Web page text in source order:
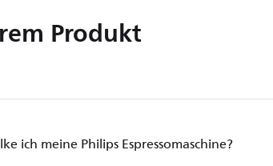
Produkt
ich meine Philips Espressomaschine?